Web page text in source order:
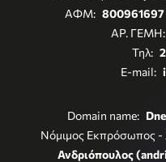
ΑΦΜ: 800961697
ΑΡ. ΓΕΜΗ:
Τηλ:
E-mail:
Domain name:
Νόμιμος Εκπρόσωπος -
Ανδριόπουλος